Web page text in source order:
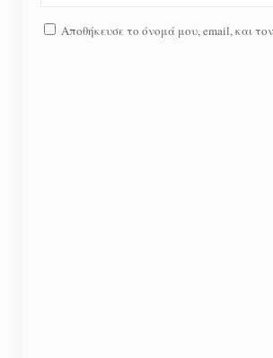
Αποθήκευσε το όνομά μου, email, και